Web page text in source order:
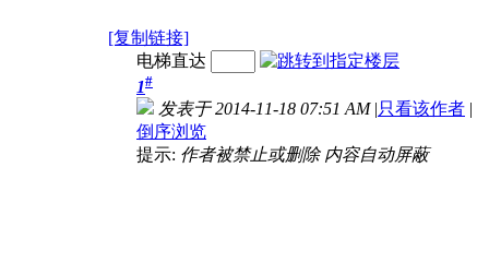
[复制链接]
电梯直达
1#
发表于 2014-11-18 07:51 AM |只看该作者 |
倒序浏览
提示: 作者被禁止或删除 内容自动屏蔽